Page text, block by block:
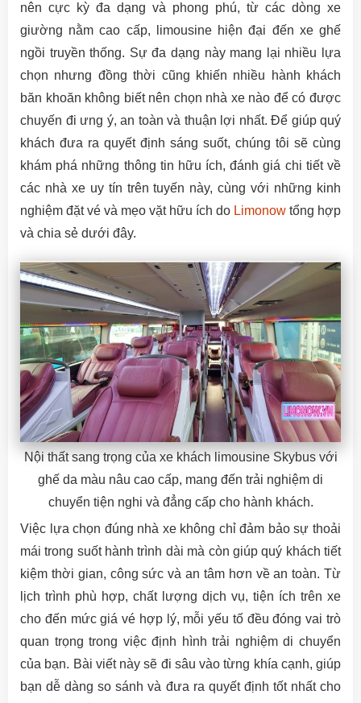
nên cực kỳ đa dạng và phong phú, từ các dòng xe
giường nằm cao cấp, limousine hiện đại đến xe ghế
ngồi truyền thống. Sự đa dạng này mang lại nhiều lựa
chọn nhưng đồng thời cũng khiến nhiều hành khách
băn khoăn không biết nên chọn nhà xe nào để có được
chuyến đi ưng ý, an toàn và thuận lợi nhất. Để giúp quý
khách đưa ra quyết định sáng suốt, chúng tôi sẽ cùng
khám phá những thông tin hữu ích, đánh giá chi tiết về
các nhà xe uy tín trên tuyến này, cùng với những kinh
nghiệm đặt vé và mẹo vặt hữu ích do Limonow tổng hợp
và chia sẻ dưới đây.
Nội thất sang trọng của xe khách limousine Skybus với
ghế da màu nâu cao cấp, mang đến trải nghiệm di
chuyển tiện nghi và đẳng cấp cho hành khách.
Việc lựa chọn đúng nhà xe không chỉ đảm bảo sự thoải
mái trong suốt hành trình dài mà còn giúp quý khách tiết
kiệm thời gian, công sức và an tâm hơn về an toàn. Từ
lịch trình phù hợp, chất lượng dịch vụ, tiện ích trên xe
cho đến mức giá vé hợp lý, mỗi yếu tố đều đóng vai trò
quan trọng trong việc định hình trải nghiệm di chuyển
của bạn. Bài viết này sẽ đi sâu vào từng khía cạnh, giúp
bạn dễ dàng so sánh và đưa ra quyết định tốt nhất cho